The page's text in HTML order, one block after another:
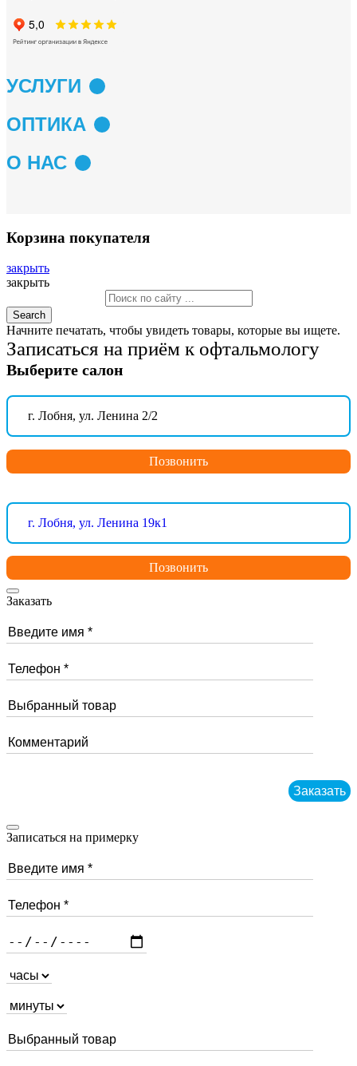
УСЛУГИ
ОПТИКА
О НАС
Корзина покупателя
закрыть
закрыть
Search
Начните печатать, чтобы увидеть товары, которые вы ищете.
Записаться на приём к офтальмологу
Выберите салон
г. Лобня, ул. Ленина 2/2
Позвонить
г. Лобня, ул. Ленина 19к1
Позвонить
Заказать
Записаться на примерку